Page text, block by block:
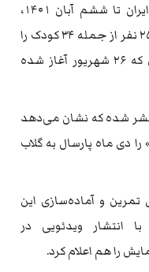
بر اساس برآورد سازمان حقوق بشر ایران تا ششم آبان ۱۴۰۱،
مأموران جمهوری اسلامی دست‌کم ۲۵۳ نفر از جمله ۳۴ کودک را
در جریان سرکوب اعتراضات سراسری که ۲۶ شهریور آغاز شده
شده که نشان می‌دهد
را دی ماه پارسال به گلاب
و آماده‌سازی این
انتشار ویدئویی در
را هم اعلام کرد.